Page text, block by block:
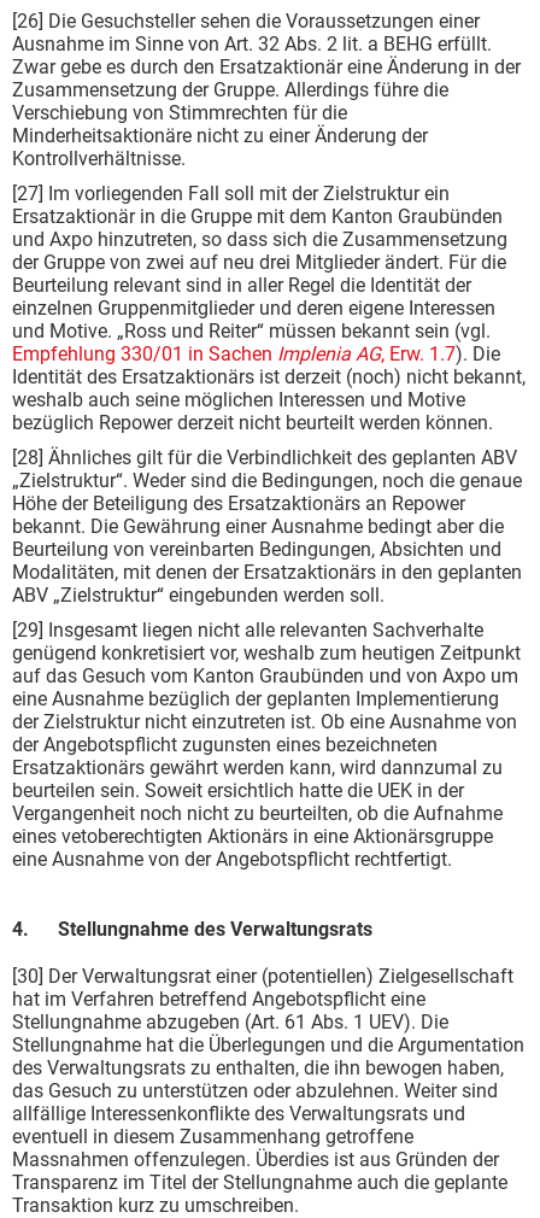
[26] Die Gesuchsteller sehen die Voraussetzungen einer
Ausnahme im Sinne von Art. 32 Abs. 2 lit. a BEHG erfüllt.
Zwar gebe es durch den Ersatzaktionär eine Änderung in der
Zusammensetzung der Gruppe. Allerdings führe die
Verschiebung von Stimmrechten für die
Minderheitsaktionäre nicht zu einer Änderung der
Kontrollverhältnisse.
[27] Im vorliegenden Fall soll mit der Zielstruktur ein
Ersatzaktionär in die Gruppe mit dem Kanton Graubünden
und Axpo hinzutreten, so dass sich die Zusammensetzung
der Gruppe von zwei auf neu drei Mitglieder ändert. Für die
Beurteilung relevant sind in aller Regel die Identität der
einzelnen Gruppenmitglieder und deren eigene Interessen
und Motive. „Ross und Reiter“ müssen bekannt sein (vgl.
Empfehlung 330/01 in Sachen Implenia AG, Erw. 1.7). Die
Identität des Ersatzaktionärs ist derzeit (noch) nicht bekannt,
weshalb auch seine möglichen Interessen und Motive
bezüglich Repower derzeit nicht beurteilt werden können.
[28] Ähnliches gilt für die Verbindlichkeit des geplanten ABV
„Zielstruktur“. Weder sind die Bedingungen, noch die genaue
Höhe der Beteiligung des Ersatzaktionärs an Repower
bekannt. Die Gewährung einer Ausnahme bedingt aber die
Beurteilung von vereinbarten Bedingungen, Absichten und
Modalitäten, mit denen der Ersatzaktionärs in den geplanten
ABV „Zielstruktur“ eingebunden werden soll.
[29] Insgesamt liegen nicht alle relevanten Sachverhalte
genügend konkretisiert vor, weshalb zum heutigen Zeitpunkt
auf das Gesuch vom Kanton Graubünden und von Axpo um
eine Ausnahme bezüglich der geplanten Implementierung
der Zielstruktur nicht einzutreten ist. Ob eine Ausnahme von
der Angebotspflicht zugunsten eines bezeichneten
Ersatzaktionärs gewährt werden kann, wird dannzumal zu
beurteilen sein. Soweit ersichtlich hatte die UEK in der
Vergangenheit noch nicht zu beurteilten, ob die Aufnahme
eines vetoberechtigten Aktionärs in eine Aktionärsgruppe
eine Ausnahme von der Angebotspflicht rechtfertigt.
4. Stellungnahme des Verwaltungsrats
[30] Der Verwaltungsrat einer (potentiellen) Zielgesellschaft
hat im Verfahren betreffend Angebotspflicht eine
Stellungnahme abzugeben (Art. 61 Abs. 1 UEV). Die
Stellungnahme hat die Überlegungen und die Argumentation
des Verwaltungsrats zu enthalten, die ihn bewogen haben,
das Gesuch zu unterstützen oder abzulehnen. Weiter sind
allfällige Interessenkonflikte des Verwaltungsrats und
eventuell in diesem Zusammenhang getroffene
Massnahmen offenzulegen. Überdies ist aus Gründen der
Transparenz im Titel der Stellungnahme auch die geplante
Transaktion kurz zu umschreiben.